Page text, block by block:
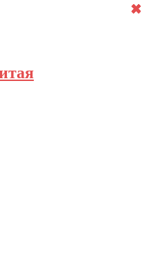
✖
✖
✖
✖
✖
✖
✖